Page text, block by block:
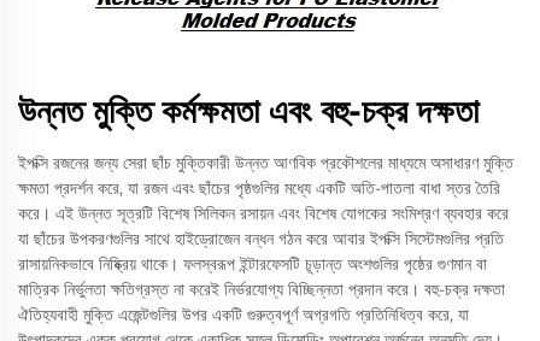
উন্নত মুক্তি কর্মক্ষমতা এবং বহু-চক্র দক্ষতা
ইপক্সি রজনের জন্য সেরা ছাঁচ মুক্তিকারী উন্নত আণবিক প্রকৌশলের মাধ্যমে অসাধারণ মুক্তি
ক্ষমতা প্রদর্শন করে, যা রজন এবং ছাঁচের পৃষ্ঠগুলির মধ্যে একটি অতি-পাতলা বাধা স্তর তৈরি
করে। এই উন্নত সূত্রটি বিশেষ সিলিকন রসায়ন এবং বিশেষ যোগকের সংমিশ্রণ ব্যবহার করে
যা ছাঁচের উপকরণগুলির সাথে হাইড্রোজেন বন্ধন গঠন করে আবার ইপক্সি সিস্টেমগুলির প্রতি
রাসায়নিকভাবে নিষ্ক্রিয় থাকে। ফলস্বরূপ ইন্টারফেসটি চূড়ান্ত অংশগুলির পৃষ্ঠের গুণমান বা
মাত্রিক নির্ভুলতা ক্ষতিগ্রস্ত না করেই নির্ভরযোগ্য বিচ্ছিন্নতা প্রদান করে। বহু-চক্র দক্ষতা
ঐতিহ্যবাহী মুক্তি এজেন্টগুলির উপর একটি গুরুত্বপূর্ণ অগ্রগতি প্রতিনিধিত্ব করে, যা